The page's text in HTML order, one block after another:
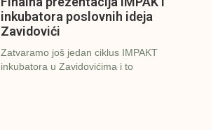
inkubatora poslovnih ideja
Zavidovići
Zatvaramo još jedan ciklus IMPAKT
inkubatora u Zavidovićima i to